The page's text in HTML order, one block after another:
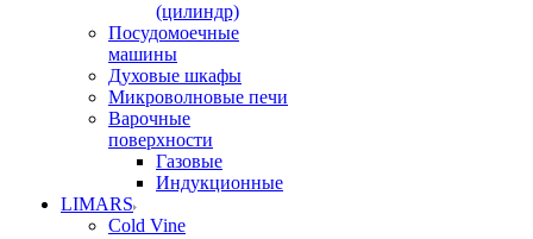
(цилиндр)
Посудомоечные
машины
Духовые шкафы
Микроволновые печи
Варочные
поверхности
Газовые
Индукционные
LIMARS
Cold Vine